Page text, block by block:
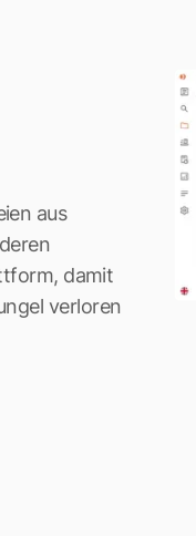
aus
damit
verloren